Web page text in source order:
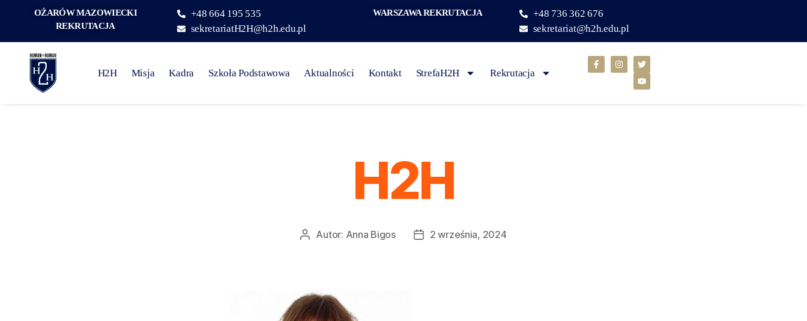
OŻARÓW MAZOWIECKI
REKRUTACJA
+48 664 195 535
sekretariatH2H@h2h.edu.pl
WARSZAWA REKRUTACJA
+48 736 362 676
sekretariat@h2h.edu.pl
H2H Misja Kadra Szkoła Podstawowa Aktualności Kontakt StrefaH2H Rekrutacja
H2H
Autor: Anna Bigos 2 września, 2024